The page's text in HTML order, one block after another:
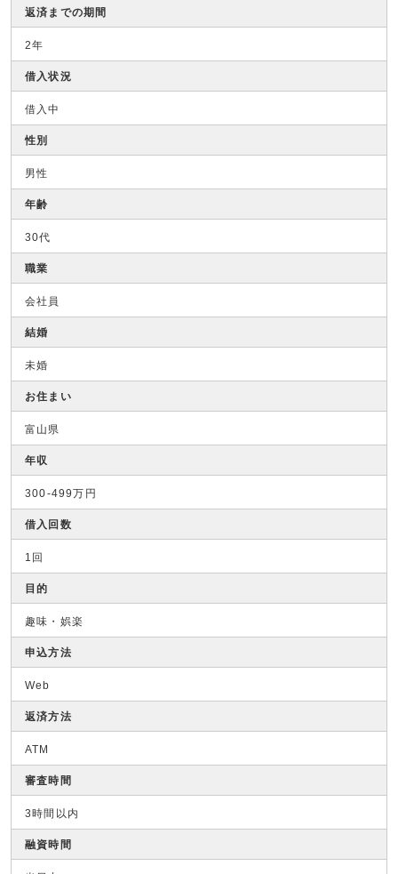
返済までの期間
2年
借入状況
借入中
性別
男性
年齢
30代
職業
会社員
結婚
未婚
お住まい
富山県
年収
300-499万円
借入回数
1回
目的
趣味・娯楽
申込方法
Web
返済方法
ATM
審査時間
3時間以内
融資時間